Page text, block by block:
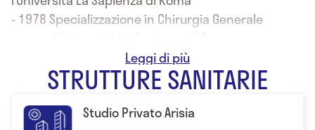
- 1978 Specializzazione in Chirurgia Generale
- 1983 Specializzazione in Chirurgia Toracica presso
l’Università Gabriele D’Annunzio di Chieti
STRUTTURE SANITARIE
Studio Privato Arisia